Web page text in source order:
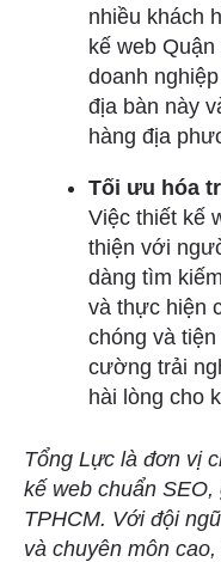
nhiều khách
kế web
doanh
địa bàn này
hàng địa
Tối ưu hóa
Việc thiết kế
thiện với
dàng tìm
và thực hiện
chóng và
cường trải
hài lòng cho
Tổng Lực là đơn vị
kế web chuẩn
TPHCM. Với đội
và chuyên môn